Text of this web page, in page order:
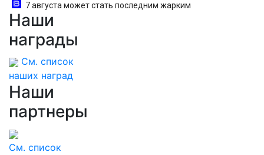
7 августа может стать последним жарким
днем этого лета в Москве - Новости на
Наши
награды
См. список
наших наград
Наши
партнеры
См. список